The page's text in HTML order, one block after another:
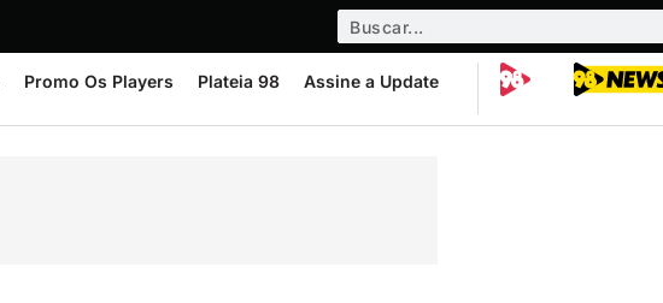
Promo Os Players Plateia 98 Assine a Update